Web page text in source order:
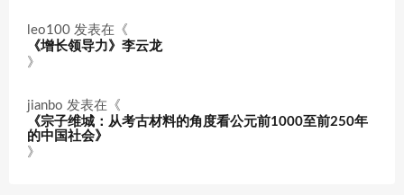
leo100 发表在《
《增长领导力》李云龙
》
jianbo 发表在《
《宗子维城：从考古材料的角度看公元前1000至前250年
的中国社会》
》